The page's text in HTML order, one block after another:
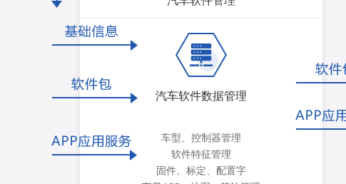
汽车软件数据管理
车型、控制器管理
软件特征管理
固件、标定、配置字